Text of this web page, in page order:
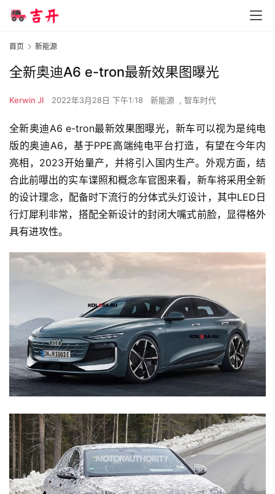
首页 新能源
全新奥迪A6 e-tron最新效果图曝光​
Kerwin JI 2022年3月28日 下午1:18 新能源 , 智车时代
全新奥迪A6 e-tron最新效果图曝光，新车可以视为是纯电
版的奥迪A6，基于PPE高端纯电平台打造，有望在今年内
亮相，2023开始量产，并将引入国内生产。外观方面，结
合此前曝出的实车谍照和概念车官图来看，新车将采用全新
的设计理念，配备时下流行的分体式头灯设计，其中LED日
行灯犀利非常，搭配全新设计的封闭大嘴式前脸，显得格外
具有进攻性。